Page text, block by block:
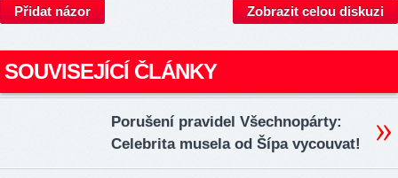
Přidat názor Zobrazit celou diskuzi
SOUVISEJÍCÍ ČLÁNKY
Porušení pravidel Všechnopárty:
Celebrita musela od Šípa vycouvat!